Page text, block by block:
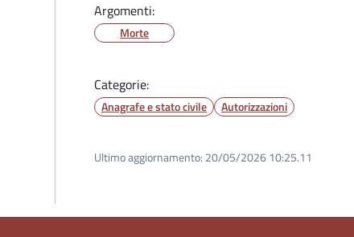
Argomenti:
Morte
Categorie:
Anagrafe e stato civile Autorizzazioni
Ultimo aggiornamento: 20/05/2026 10:25.11